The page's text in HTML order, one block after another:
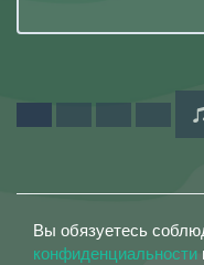
Вы обязуетесь
конфиденциальности